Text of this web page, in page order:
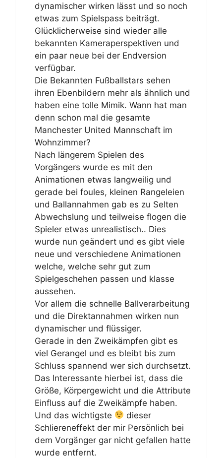
dynamischer wirken lässt und so noch
etwas zum Spielspass beiträgt.
Glücklicherweise sind wieder alle
bekannten Kameraperspektiven und
ein paar neue bei der Endversion
verfügbar.
Die Bekannten Fußballstars sehen
ihren Ebenbildern mehr als ähnlich und
haben eine tolle Mimik. Wann hat man
denn schon mal die gesamte
Manchester United Mannschaft im
Wohnzimmer?
Nach längerem Spielen des
Vorgängers wurde es mit den
Animationen etwas langweilig und
gerade bei foules, kleinen Rangeleien
und Ballannahmen gab es zu Selten
Abwechslung und teilweise flogen die
Spieler etwas unrealistisch.. Dies
wurde nun geändert und es gibt viele
neue und verschiedene Animationen
welche, welche sehr gut zum
Spielgeschehen passen und klasse
aussehen.
Vor allem die schnelle Ballverarbeitung
und die Direktannahmen wirken nun
dynamischer und flüssiger.
Gerade in den Zweikämpfen gibt es
viel Gerangel und es bleibt bis zum
Schluss spannend wer sich durchsetzt.
Das Interessante hierbei ist, dass die
Größe, Körpergewicht und die Attribute
Einfluss auf die Zweikämpfe haben.
Und das wichtigste
dieser
Schliereneffekt der mir Persönlich bei
dem Vorgänger gar nicht gefallen hatte
wurde entfernt.